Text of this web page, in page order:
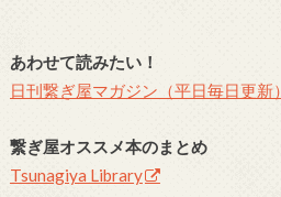
あわせて読みたい！
日刊繋ぎ屋マガジン（平日毎日更新）
繋ぎ屋オススメ本のまとめ
Tsunagiya Library